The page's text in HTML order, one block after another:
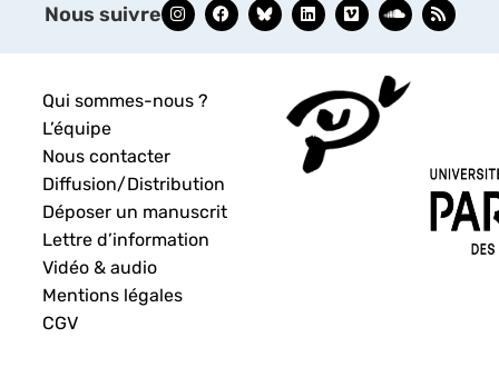
Nous suivre
Qui sommes-nous ?
L’équipe
Nous contacter
Diffusion/Distribution
Déposer un manuscrit
Lettre d’information
Vidéo & audio
Mentions légales
CGV